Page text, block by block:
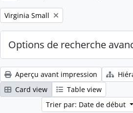
Remove filter:
Virginia Small
Options de recherche
Aperçu avant impression
Card view
Table view
Trier par: Date de début